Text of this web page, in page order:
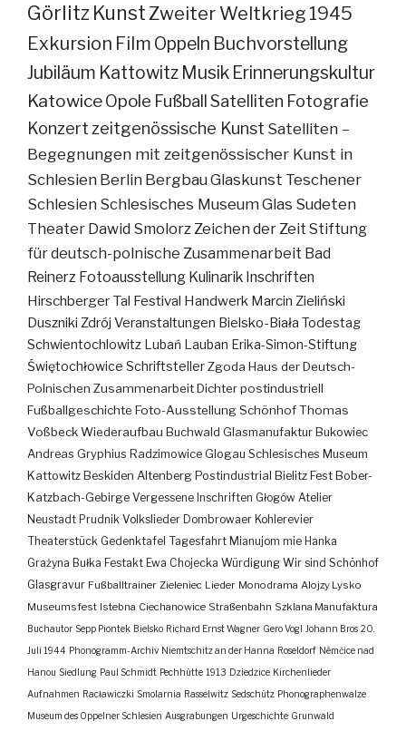
Görlitz KunstZweiter Weltkrieg 1945
Exkursion Film Oppeln Buchvorstellung
Jubiläum Kattowitz Musik Erinnerungskultur
KatowiceOpole FußballSatelliten Fotografie
Konzertzeitgenössische Kunst Satelliten –
Begegnungen mit zeitgenössischer Kunst in
Schlesien Berlin BergbauGlaskunst Teschener
Schlesien Schlesisches MuseumGlas Sudeten
Theater Dawid SmolorzZeichen der Zeit Stiftung
für deutsch-polnische Zusammenarbeit Bad
Reinerz Fotoausstellung Kulinarik Inschriften
Hirschberger Tal Festival Handwerk Marcin Zieliński
Duszniki Zdrój Veranstaltungen Bielsko-Biała Todestag
Schwientochlowitz Lubań Lauban Erika-Simon-Stiftung
Świętochłowice SchriftstellerZgoda Haus der Deutsch-
Polnischen ZusammenarbeitDichterpostindustriell
Fußballgeschichte Foto-AusstellungSchönhofThomas
VoßbeckWiederaufbau Buchwald Glasmanufaktur Bukowiec
Andreas Gryphius Radzimowice Glogau Schlesisches Museum
Kattowitz Beskiden Altenberg Postindustrial Bielitz Fest Bober-
Katzbach-Gebirge Vergessene Inschriften Głogów Atelier
Neustadt Prudnik Volkslieder Dombrowaer Kohlerevier
Theaterstück Gedenktafel Tagesfahrt Mianujom mie Hanka
Grażyna Bułka Festakt Ewa Chojecka Würdigung Wir sind Schönhof
Glasgravur Fußballtrainer Zieleniec Lieder Monodrama Alojzy Lysko
Museumsfest Istebna Ciechanowice Straßenbahn Szklana Manufaktura
Buchautor Sepp Piontek Bielsko Richard Ernst Wagner Gero Vogl Johann Bros 20.
Juli 1944 Phonogramm-Archiv Niemtschitz an der Hanna Roseldorf Némčice nad
Hanou Siedlung Paul Schmidt Pechhütte 1913 Dziedzice Kirchenlieder
Aufnahmen Racławiczki Smolarnia Rasselwitz Sedschütz Phonographenwalze
Museum des Oppelner Schlesien Ausgrabungen Urgeschichte Grunwald